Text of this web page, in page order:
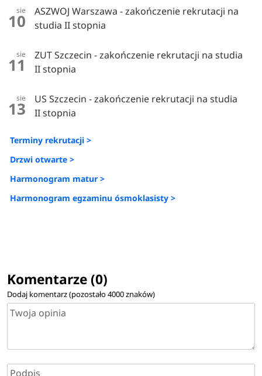
sie
10
ASZWOJ Warszawa - zakończenie rekrutacji na
studia II stopnia
sie
11
ZUT Szczecin - zakończenie rekrutacji na studia
II stopnia
sie
13
US Szczecin - zakończenie rekrutacji na studia
II stopnia
Terminy rekrutacji >
Drzwi otwarte >
Harmonogram matur >
Harmonogram egzaminu ósmoklasisty >
Komentarze (0)
Dodaj komentarz (pozostało4000znaków)